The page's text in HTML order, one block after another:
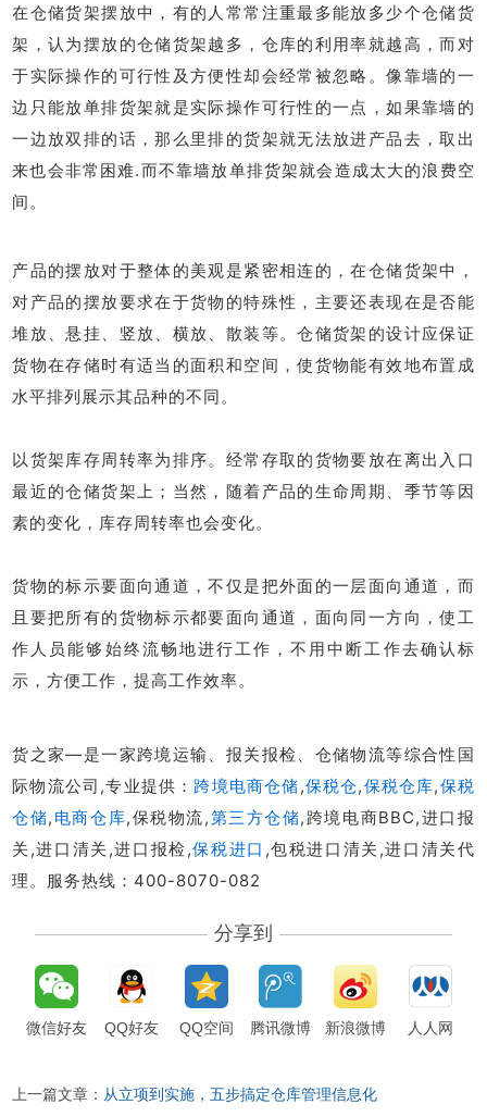
在仓储货架摆放中，有的人常常注重最多能放多少个仓储货
架，认为摆放的仓储货架越多，仓库的利用率就越高，而对
于实际操作的可行性及方便性却会经常被忽略。像靠墙的一
边只能放单排货架就是实际操作可行性的一点，如果靠墙的
一边放双排的话，那么里排的货架就无法放进产品去，取出
来也会非常困难.而不靠墙放单排货架就会造成太大的浪费空
间。
产品的摆放对于整体的美观是紧密相连的，在仓储货架中，
对产品的摆放要求在于货物的特殊性，主要还表现在是否能
堆放、悬挂、竖放、横放、散装等。仓储货架的设计应保证
货物在存储时有适当的面积和空间，使货物能有效地布置成
水平排列展示其品种的不同。
以货架库存周转率为排序。经常存取的货物要放在离出入口
最近的仓储货架上；当然，随着产品的生命周期、季节等因
素的变化，库存周转率也会变化。
货物的标示要面向通道，不仅是把外面的一层面向通道，而
且要把所有的货物标示都要面向通道，面向同一方向，使工
作人员能够始终流畅地进行工作，不用中断工作去确认标
示，方便工作，提高工作效率。
货之家—是一家跨境运输、报关报检、仓储物流等综合性国
际物流公司,专业提供： 跨境电商仓储,保税仓,保税仓库,保税
仓储, 电商仓库,保税物流,第三方仓储,跨境电商BBC,进口报
关,进口清关,进口报检,保税进口 ,包税进口清关,进口清关代
理。服务热线：400-8070-082
分享到
微信好友 QQ好友 QQ空间 腾讯微博 新浪微博 人人网
上一篇文章： 从立项到实施，五步搞定仓库管理信息化